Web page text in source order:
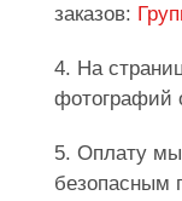
заказов:
4. На
фотографий
5. Оплату мы
безопасным